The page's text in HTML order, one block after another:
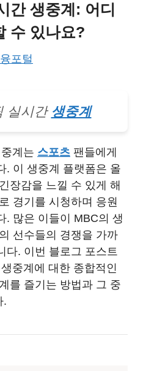
간 생중계: 어디
수 있나요?
포털
실시간 생중계
계는 스포츠 팬들에게
. 이 생중계 플랫폼은 올
장감을 느낄 수 있게 해
경기를 시청하며 응원
. 많은 이들이 MBC의 생
선수들의 경쟁을 가까
다. 이번 블로그 포스트
중계에 대한 종합적인
를 즐기는 방법과 그 중
.